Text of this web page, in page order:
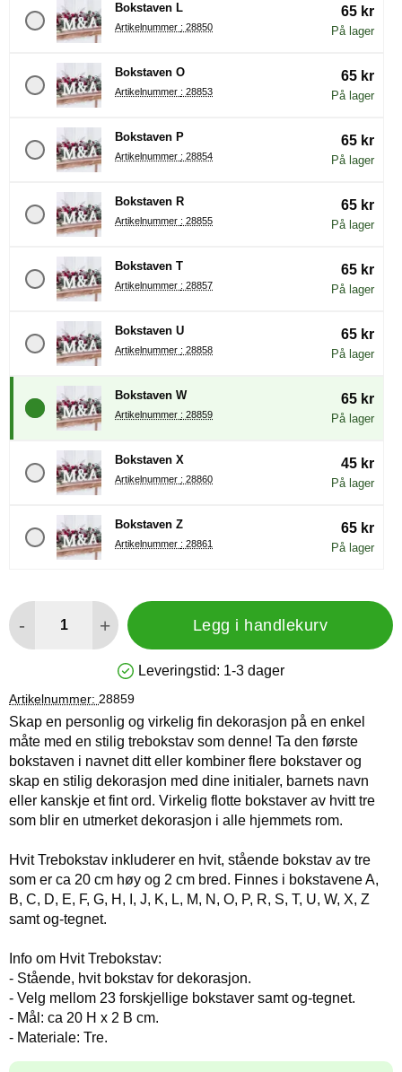
Bokstaven L
Artikelnummer : 28850
65 kr
På lager
Bokstaven O
Artikelnummer : 28853
65 kr
På lager
Bokstaven P
Artikelnummer : 28854
65 kr
På lager
Bokstaven R
Artikelnummer : 28855
65 kr
På lager
Bokstaven T
Artikelnummer : 28857
65 kr
På lager
Bokstaven U
Artikelnummer : 28858
65 kr
På lager
Bokstaven W
Artikelnummer : 28859
65 kr
På lager
Bokstaven X
Artikelnummer : 28860
45 kr
På lager
Bokstaven Z
Artikelnummer : 28861
65 kr
På lager
- + Legg i handlekurv
Produkttilgjengelighet: På lager
Leveringstid: 1-3 dager
Artikelnummer: 28859
Skap en personlig og virkelig fin dekorasjon på en enkel
måte med en stilig trebokstav som denne! Ta den første
bokstaven i navnet ditt eller kombiner flere bokstaver og
skap en stilig dekorasjon med dine initialer, barnets navn
eller kanskje et fint ord. Virkelig flotte bokstaver av hvitt tre
som blir en utmerket dekorasjon i alle hjemmets rom.
Hvit Trebokstav inkluderer en hvit, stående bokstav av tre
som er ca 20 cm høy og 2 cm bred. Finnes i bokstavene A,
B, C, D, E, F, G, H, I, J, K, L, M, N, O, P, R, S, T, U, W, X, Z
samt og-tegnet.
Info om Hvit Trebokstav:
- Stående, hvit bokstav for dekorasjon.
- Velg mellom 23 forskjellige bokstaver samt og-tegnet.
- Mål: ca 20 H x 2 B cm.
- Materiale: Tre.